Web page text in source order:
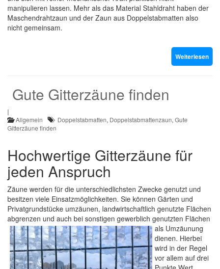
manipulieren lassen. Mehr als das Material Stahldraht haben der
Maschendrahtzaun und der Zaun aus Doppelstabmatten also
nicht gemeinsam.
Weiterlesen
Gute Gitterzäune finden
|
Allgemein
Doppelstabmatten, Doppelstabmattenzaun, Gute
Gitterzäune finden
Hochwertige Gitterzäune für
jeden Anspruch
Zäune werden für die unterschiedlichsten Zwecke genutzt und
besitzen viele Einsatzmöglichkeiten. Sie können Gärten und
Privatgrundstücke umzäunen, landwirtschaftlich genutzte Flächen
abgrenzen und auch bei sonstigen gewerblich genutzten Flächen
als Umzäunung
dienen. Hierbei
wird in der Regel
vor allem auf drei